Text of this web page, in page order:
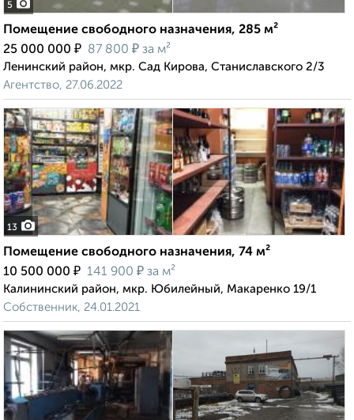
5
Помещение свободного назначения, 285 м²
25 000 000 ₽ 87 800 ₽ за м²
Ленинский район, мкр. Сад Кирова, Станиславского 2/3
Агентство, 27.06.2022
13
Помещение свободного назначения, 74 м²
10 500 000 ₽ 141 900 ₽ за м²
Калининский район, мкр. Юбилейный, Макаренко 19/1
Собственник, 24.01.2021